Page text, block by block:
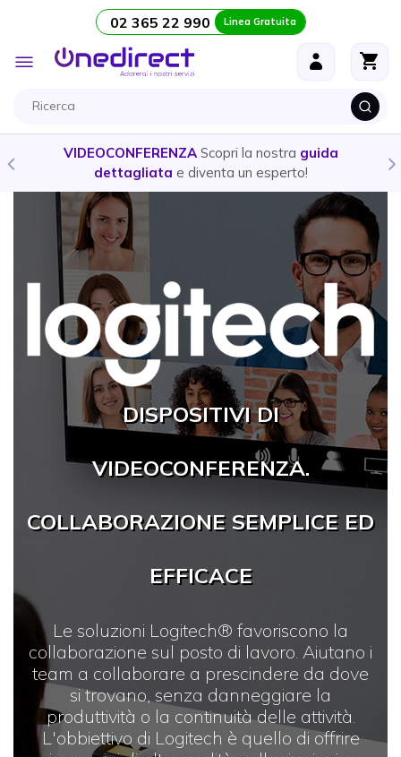
Salta al contenuto 02 365 22 990 Linea Gratuita
Toggle
Nav
VIDEOCONFERENZA Scopri la nostra guida
dettagliata e diventa un esperto!
DISPOSITIVI DI
VIDEOCONFERENZA.
COLLABORAZIONE SEMPLICE ED
EFFICACE
Le soluzioni Logitech® favoriscono la
collaborazione sul posto di lavoro. Aiutano i
team a collaborare a prescindere da dove
si trovano, senza danneggiare la
produttività o la continuità delle attività.
L'obbiettivo di Logitech è quello di offrire